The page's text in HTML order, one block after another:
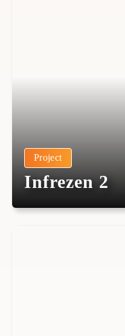
Project
Infrezen 2